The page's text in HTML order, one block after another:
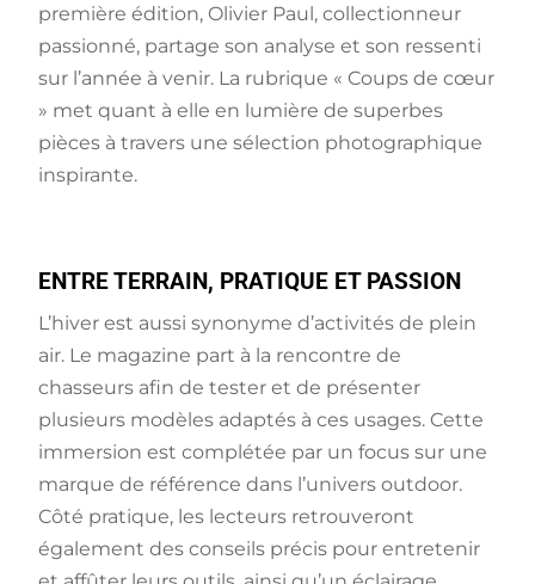
première édition, Olivier Paul, collectionneur
passionné, partage son analyse et son ressenti
sur l’année à venir. La rubrique « Coups de cœur
» met quant à elle en lumière de superbes
pièces à travers une sélection photographique
inspirante.
ENTRE TERRAIN, PRATIQUE ET PASSION
L’hiver est aussi synonyme d’activités de plein
air. Le magazine part à la rencontre de
chasseurs afin de tester et de présenter
plusieurs modèles adaptés à ces usages. Cette
immersion est complétée par un focus sur une
marque de référence dans l’univers outdoor.
Côté pratique, les lecteurs retrouveront
également des conseils précis pour entretenir